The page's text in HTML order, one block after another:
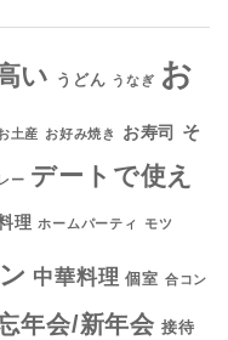
い うどん うなぎ お
土産 お好み焼き お寿司 そ
ー デートで使え
理 ホームパーティ モツ
中華料理 個室 合コン
年会/新年会 接待